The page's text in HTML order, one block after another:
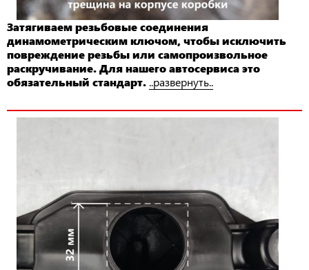
Затягиваем резьбовые соединения
динамометрическим ключом, чтобы исключить
повреждение резьбы или самопроизвольное
раскручивание. Для нашего автосервиса это
обязательный стандарт. ..развернуть..